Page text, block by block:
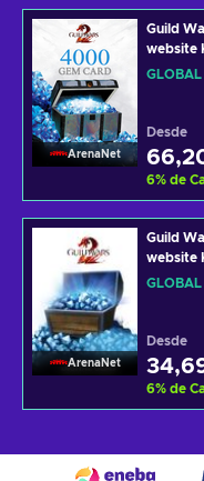
ArenaNet
Guild
website
GLOBAL
Desde
6% de
ArenaNet
Guild
website
GLOBAL
Desde
6% de